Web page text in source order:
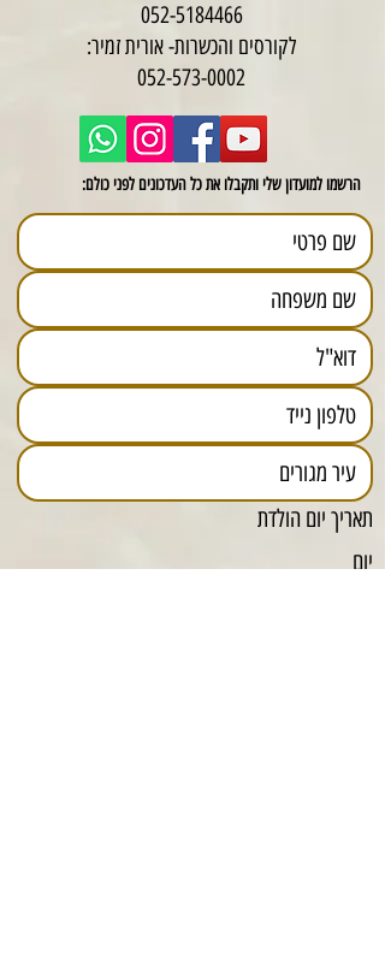
052-5184466
לקורסים והכשרות- אורית זמיר:
052-573-0002
תאריך יום הולדת
יום
הרשמו למועדון שלי ותקבלו את כל העדכונים לפני כולם: